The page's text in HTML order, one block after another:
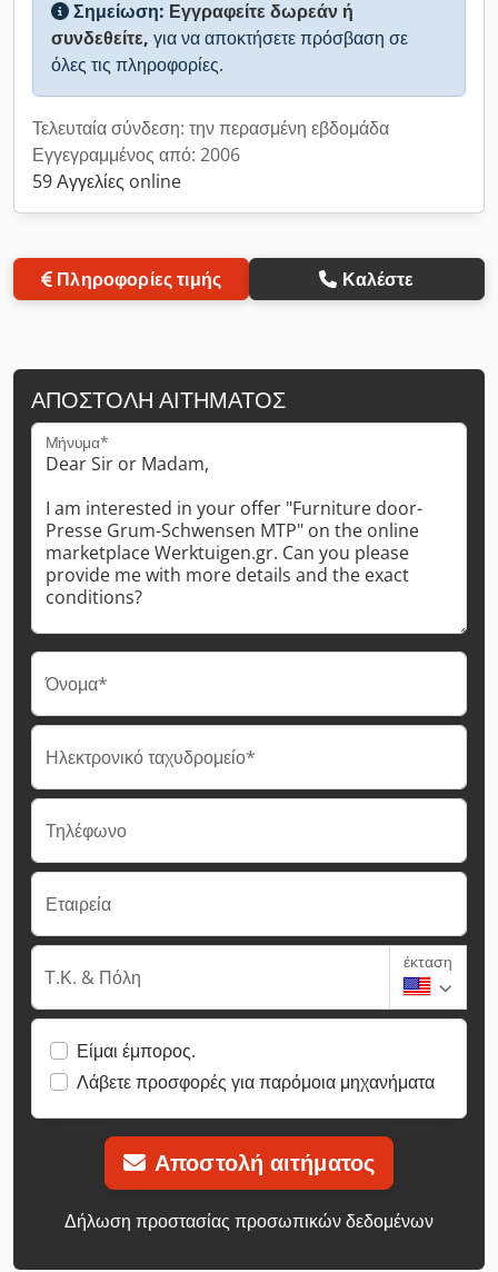
Σημείωση: Εγγραφείτε δωρεάν ή
συνδεθείτε, για να αποκτήσετε πρόσβαση σε
όλες τις πληροφορίες.
Τελευταία σύνδεση: την περασμένη εβδομάδα
Εγγεγραμμένος από: 2006
59 Αγγελίες online
Πληροφορίες τιμής Καλέστε
ΑΠΟΣΤΟΛΉ ΑΙΤΉΜΑΤΟΣ
Μήνυμα*
Όνομα*
Ηλεκτρονικό ταχυδρομείο*
Τηλέφωνο
Εταιρεία
Τ.Κ. & Πόλη
έκταση
Είμαι έμπορος.
Λάβετε προσφορές για παρόμοια μηχανήματα
Αποστολή αιτήματος
Δήλωση προστασίας προσωπικών δεδομένων